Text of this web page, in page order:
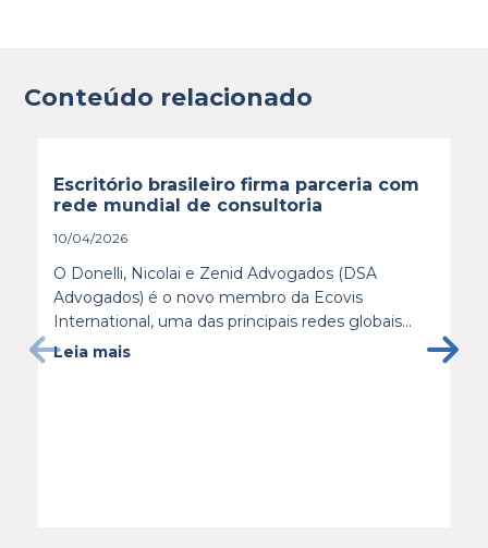
Conteúdo relacionado
Escritório brasileiro firma parceria com
rede mundial de consultoria
10/04/2026
O Donelli, Nicolai e Zenid Advogados (DSA
Advogados) é o novo membro da Ecovis
International, uma das principais redes globais...
Leia mais